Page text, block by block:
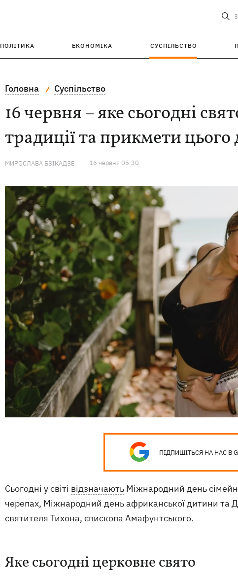
ПОЛІТИКА ЕКОНОМІКА СУСПІЛЬСТВО
Головна Суспільство
16 червня – яке сьогодні
традиції та прикмети цього
МИРОСЛАВА БЗІКАДЗЕ 16 червня 05:30
ПІДПИШІТЬСЯ НА НАС В
Сьогодні у світі відзначають Міжнародний день
черепах, Міжнародний день африканської дитини та
святителя Тихона, єпископа Амафунтського.
Яке сьогодні церковне свято